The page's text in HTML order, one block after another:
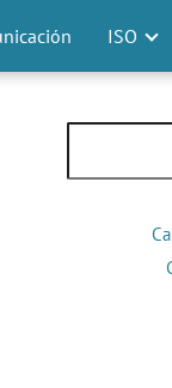
ISO